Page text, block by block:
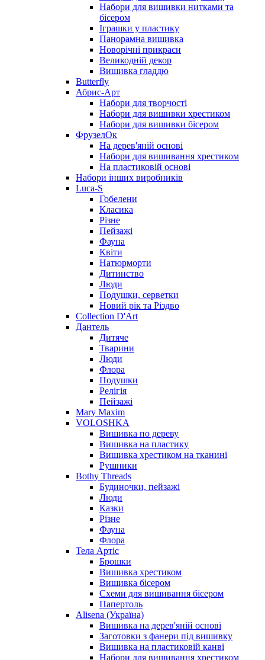
Набори для вишивки нитками та
бісером
Іграшки у пластику
Панорамна вишивка
Новорічні прикраси
Великодній декор
Вишивка гладдю
Butterfly
Абрис-Арт
Набори для творчості
Набори для вишивки хрестиком
Набори для вишивки бісером
ФрузелОк
На дерев'яній основі
Набори для вишивання хрестиком
На пластиковій основі
Набори інших виробників
Luca-S
Гобелени
Класика
Різне
Пейзажі
Фауна
Квіти
Натюрморти
Дитинство
Люди
Подушки, серветки
Новий рік та Різдво
Collection D'Art
Дантель
Дитяче
Тварини
Люди
Флора
Подушки
Релігія
Пейзажі
Mary Maxim
VOLOSHKA
Вишивка по дереву
Вишивка на пластику
Вишивка хрестиком на тканині
Рушники
Bothy Threads
Будиночки, пейзажі
Люди
Казки
Різне
Фауна
Флора
Тела Артіс
Брошки
Вишивка хрестиком
Вишивка бісером
Схеми для вишивання бісером
Папертоль
Alisena (Україна)
Вишивка на дерев'яній основі
Заготовки з фанери під вишивку
Вишивка на пластиковій канві
Набори для вишивання хрестиком